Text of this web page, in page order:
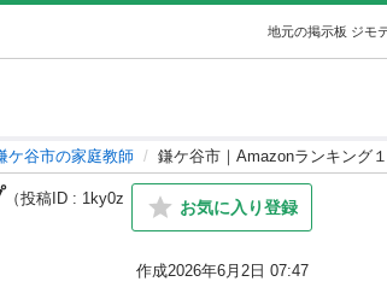
地元の掲示板 ジモ
ケ谷市の家庭教師 鎌ケ谷市｜Amazonランキング
（投稿ID : 1ky0z
お気に入り登録
作成2026年6月2日 07:47